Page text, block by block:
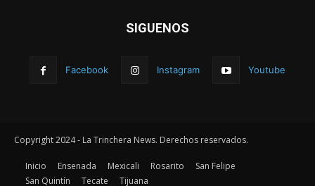
SIGUENOS
Facebook Instagram Youtube
Copyright 2024 - La Trinchera News. Derechos reservados.
Inicio Ensenada Mexicali Rosarito
San Felipe
San Quintín
Tecate Tijuana